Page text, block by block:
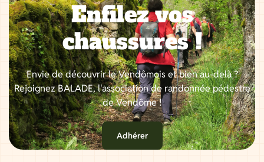
Enfilez vos
chaussures !
Envie de découvrir le Vendômois et bien au-delà ?
Rejoignez BALADE, l'association de randonnée pédestre
de Vendôme !
Adhérer